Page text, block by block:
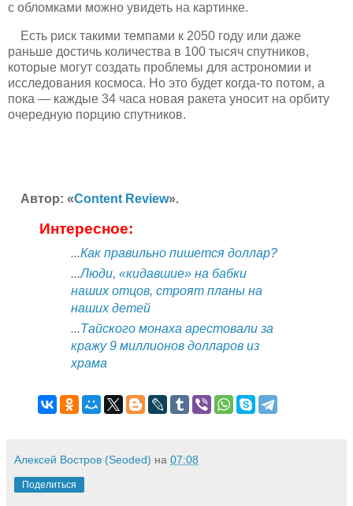
с обломками можно увидеть на картинке.
Есть риск такими темпами к 2050 году или даже
раньше достичь количества в 100 тысяч спутников,
которые могут создать проблемы для астрономии и
исследования космоса. Но это будет когда-то потом, а
пока — каждые 34 часа новая ракета уносит на орбиту
очередную порцию спутников.
Автор: «Content Review».
Интересное:
...Как правильно пишется доллар?
...Люди, «кидавшие» на бабки
наших отцов, строят планы на
наших детей
...Тайского монаха арестовали за
кражу 9 миллионов долларов из
храма
Алексей Востров (Seoded) на 07:08
Поделиться